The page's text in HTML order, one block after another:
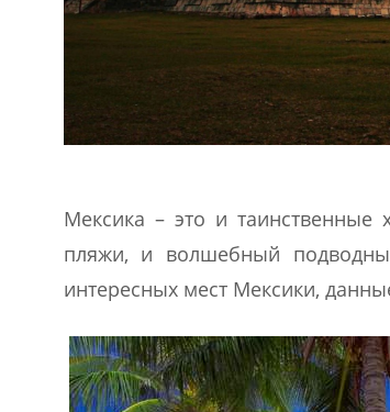
Мексика – это и
пляжи, и волшебный
интересных мест Мексики,